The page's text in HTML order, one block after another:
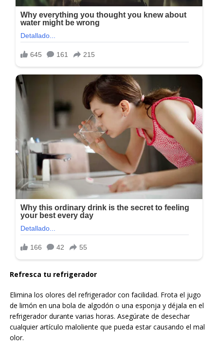
Refresca tu refrigerador
Elimina los olores del refrigerador con facilidad. Frota el jugo
de limón en una bola de algodón o una esponja y déjala en el
refrigerador durante varias horas. Asegúrate de desechar
cualquier artículo maloliente que pueda estar causando el mal
olor.